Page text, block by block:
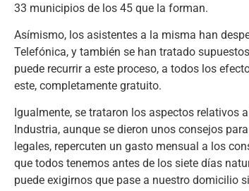
33 municipios de los 45 que la forman.
Asímismo, los asistentes a la misma han
Telefónica, y también se han tratado
puede recurrir a este proceso, a todos los
este, completamente gratuito.
Igualmente, se trataron los aspectos relativos
Industria, aunque se dieron unos consejos
legales, repercuten un gasto mensual a los
que todos tenemos antes de los siete días
puede exigirnos que pase a nuestro domicilio